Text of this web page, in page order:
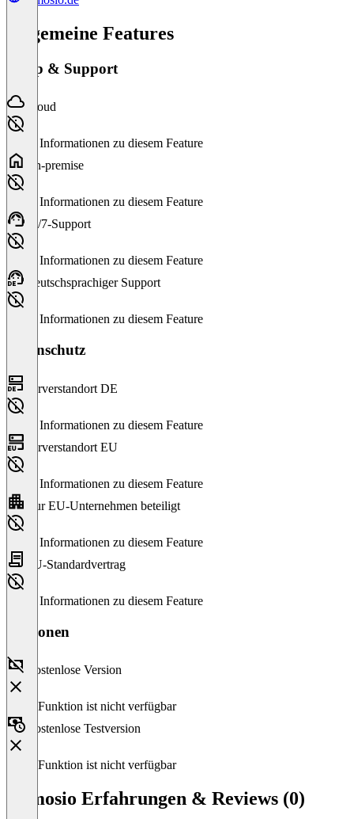
Allgemeine Features
Setup & Support
Cloud
Keine Informationen zu diesem Feature
On-premise
Keine Informationen zu diesem Feature
24/7-Support
Keine Informationen zu diesem Feature
Deutschsprachiger Support
Keine Informationen zu diesem Feature
Datenschutz
Serverstandort DE
Keine Informationen zu diesem Feature
Serverstandort EU
Keine Informationen zu diesem Feature
Nur EU-Unternehmen beteiligt
Keine Informationen zu diesem Feature
EU-Standardvertrag
Keine Informationen zu diesem Feature
Versionen
Kostenlose Version
Diese Funktion ist nicht verfügbar
Kostenlose Testversion
Diese Funktion ist nicht verfügbar
Comosio Erfahrungen & Reviews (0)